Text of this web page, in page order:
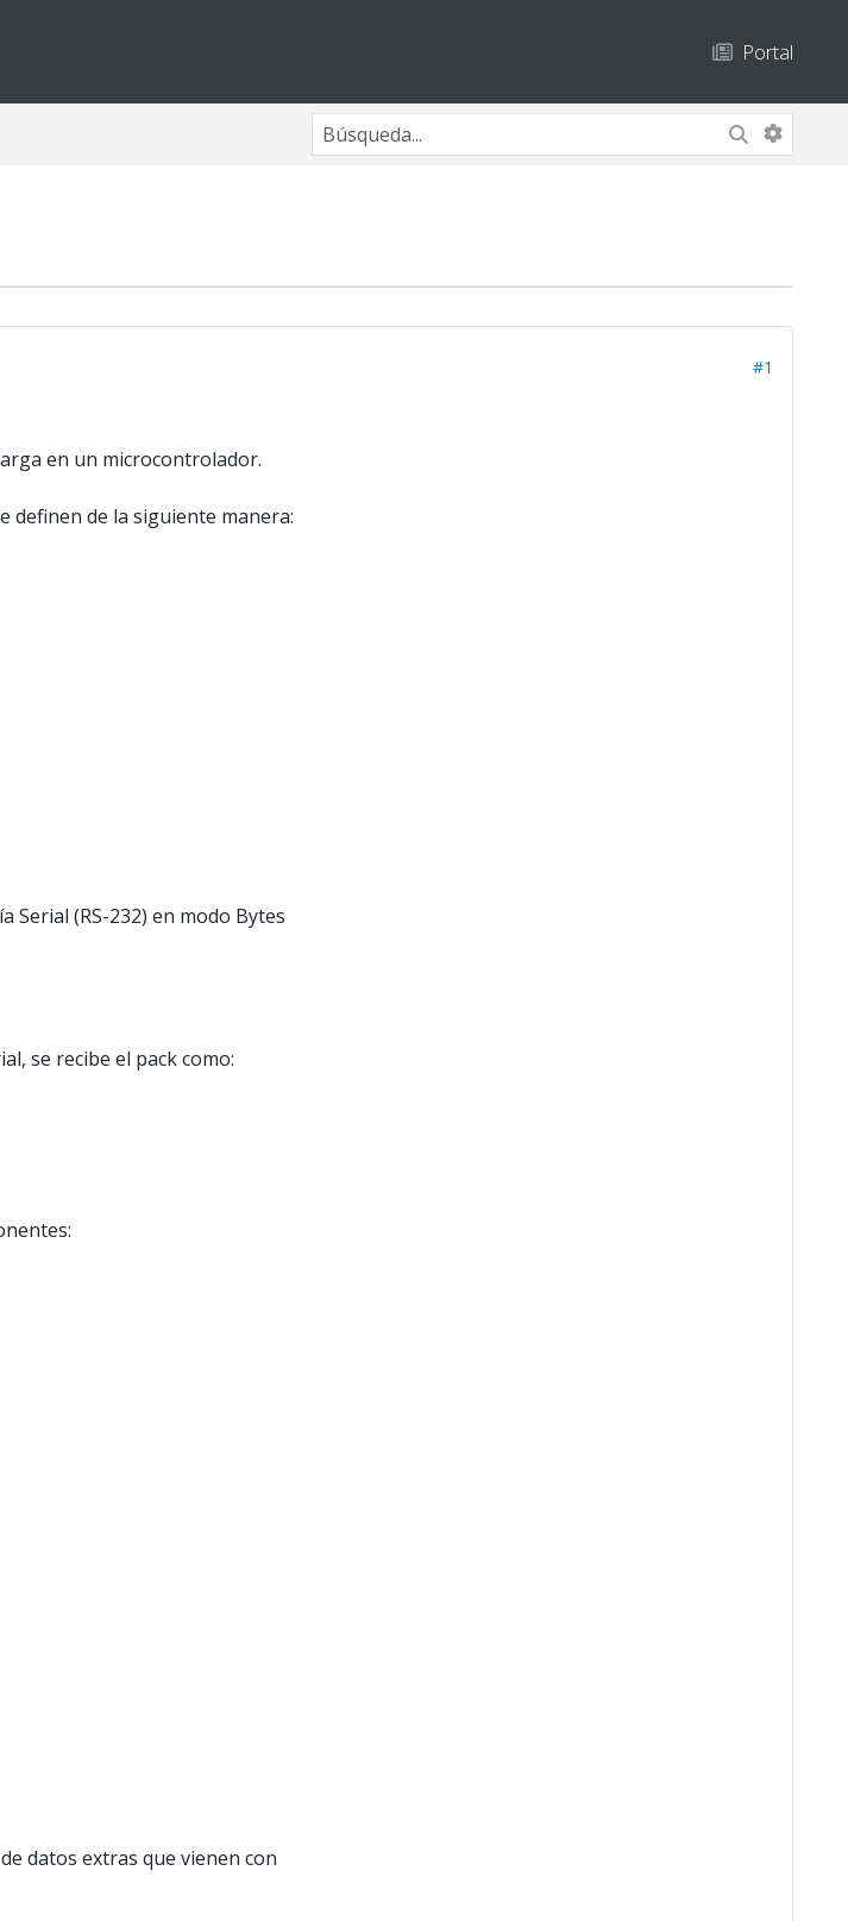
Portal
#1
en un microcontrolador.
definen de la siguiente manera:
Serial (RS-232) en modo Bytes
se recibe el pack como:
datos extras que vienen con